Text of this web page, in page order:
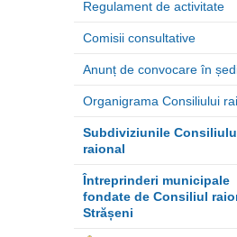
Regulament de activitate
Comisii consultative
Anunț de convocare în
Organigrama Consiliului
Subdiviziunile
raional
Întreprinderi municipale
fondate de Consiliul
Strășeni